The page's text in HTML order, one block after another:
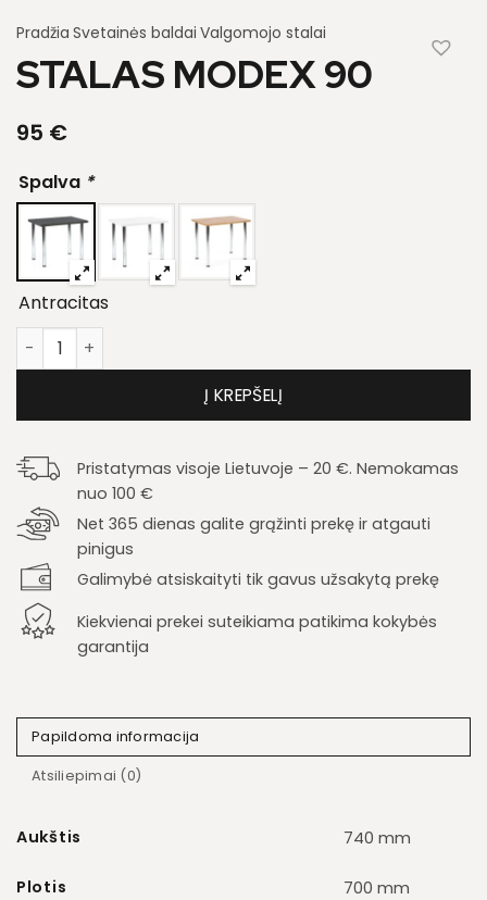
Pradžia Svetainės baldai Valgomojo stalai
STALAS MODEX 90
95 €
Spalva *
Antracitas
produkto kiekis: Stalas Modex 90
Į KREPŠELĮ
Pristatymas visoje Lietuvoje – 20 €. Nemokamas
nuo 100 €
Net 365 dienas galite grąžinti prekę ir atgauti
pinigus
Galimybė atsiskaityti tik gavus užsakytą prekę
Kiekvienai prekei suteikiama patikima kokybės
garantija
Papildoma informacija
Atsiliepimai (0)
Aukštis 740 mm
Plotis 700 mm